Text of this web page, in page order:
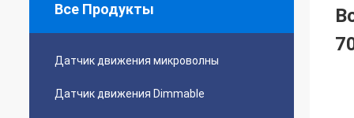
Все Продукты
Датчик движения микроволны
Датчик движения Dimmable